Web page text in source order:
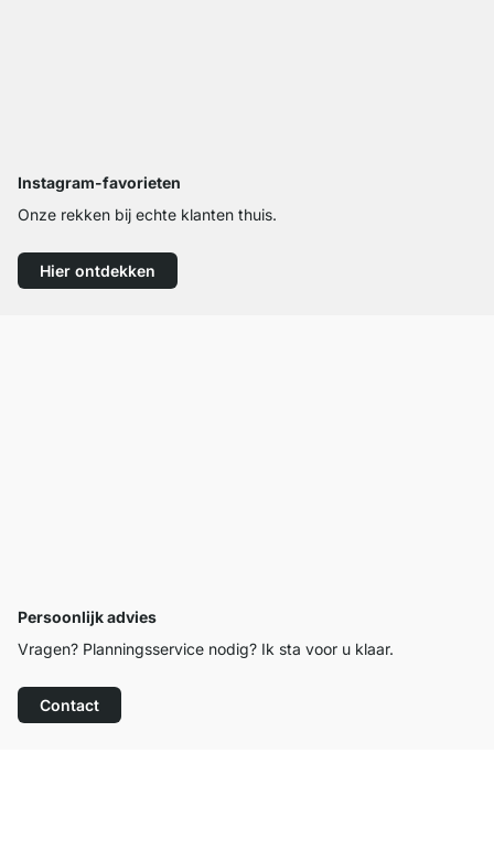
Instagram-favorieten
Onze rekken bij echte klanten thuis.
Hier ontdekken
Persoonlijk advies
Vragen? Planningsservice nodig? Ik sta voor u klaar.
Contact